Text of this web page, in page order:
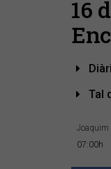
16
Tal
Joaquim
07:00h